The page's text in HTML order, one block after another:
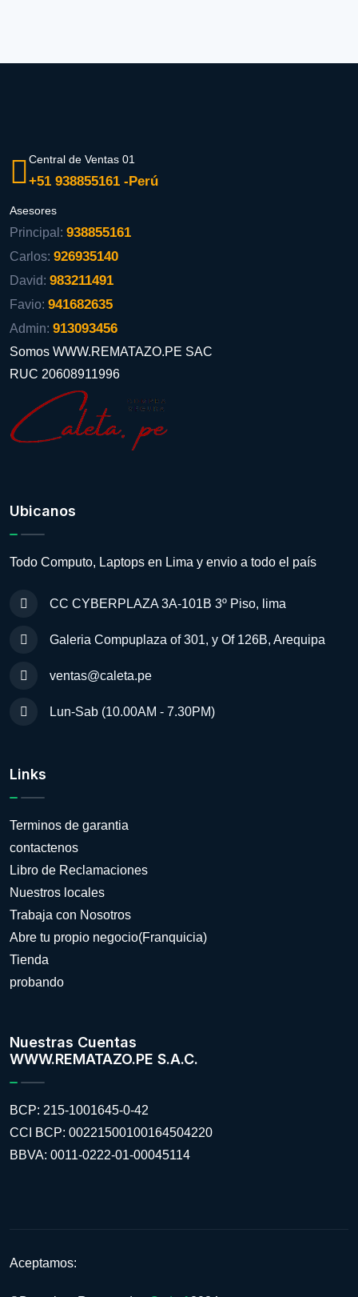
Central de Ventas 01
+51 938855161 -Perú
Asesores
Principal: 938855161
Carlos: 926935140
David: 983211491
Favio: 941682635
Admin: 913093456
Somos WWW.REMATAZO.PE SAC
RUC 20608911996
Ubicanos
Todo Computo, Laptops en Lima y envio a todo el país
CC CYBERPLAZA 3A-101B 3º Piso, lima
Galeria Compuplaza of 301, y Of 126B, Arequipa
ventas@caleta.pe
Lun-Sab (10.00AM - 7.30PM)
Links
Terminos de garantia
contactenos
Libro de Reclamaciones
Nuestros locales
Trabaja con Nosotros
Abre tu propio negocio(Franquicia)
Tienda
probando
Nuestras Cuentas
WWW.REMATAZO.PE S.A.C.
BCP: 215-1001645-0-42
CCI BCP: 00221500100164504220
BBVA: 0011-0222-01-00045114
Aceptamos: